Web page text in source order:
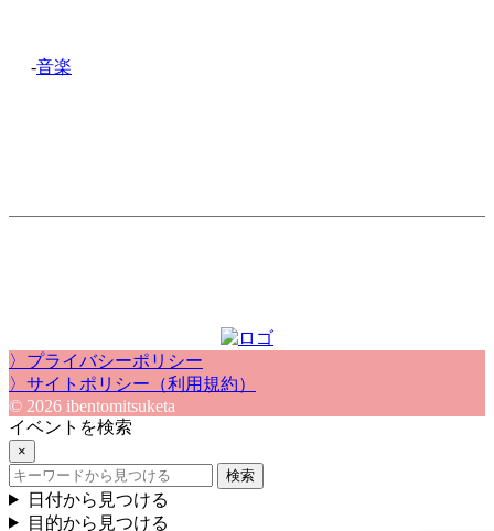
-音楽
〉プライバシーポリシー
〉サイトポリシー（利用規約）
© 2026 ibentomitsuketa
イベントを検索
×
検索
日付から見つける
目的から見つける